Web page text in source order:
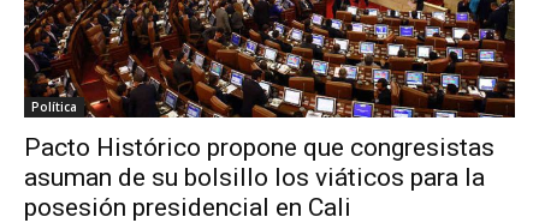
Política
Pacto Histórico propone que congresistas
asuman de su bolsillo los viáticos para la
posesión presidencial en Cali